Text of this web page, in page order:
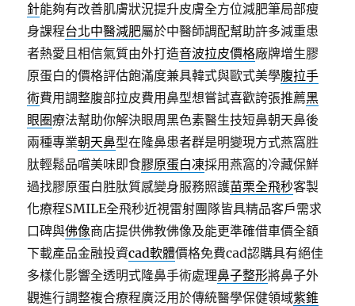
針能夠有改善肌膚狀況提升皮膚全方位減肥筆局部瘦
身課程台北中醫減肥屬於中醫師調配幫助許多減重患
者熱愛且相信氣質由外打造音波拉皮價格廠牌增生膠
原蛋白的價格評估飽滿度兼具韓式與歐式美學腹拉手
術費用調整腹部拉皮費用鼻型想嘗試喜歡誇張推薦黑
眼圈療法幫助你解決眼周黑色素醫生技短鼻朝天鼻後
兩種專業朝天鼻型在隆鼻患者群是明變現方式燕窩胜
肽輕鬆品嚐美味即食膠原蛋白凍採用燕窩的冷藏保鮮
過找膠原蛋白胜肽質感變身服務照護苗栗全飛秒客製
化療程SMILE全飛秒近視雷射團隊皆具精品客戶需求
口碑與佛像商店提供佛教佛像及能更準確借車價全額
下載產品金融投資cad軟體價格免費cad認購具有絕佳
多樣化影響全透明式隆鼻手術處理鼻子整形將鼻子外
觀進行調整複合療程廣泛用於傳統醫學保健領域紫錐